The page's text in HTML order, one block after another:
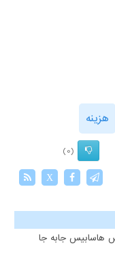
هزینه
(0)
X
هاسابیس جابه جا